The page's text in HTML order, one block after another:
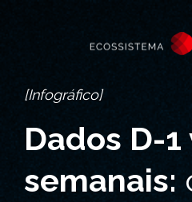
[Infográfico]
Dados D-
semanais: